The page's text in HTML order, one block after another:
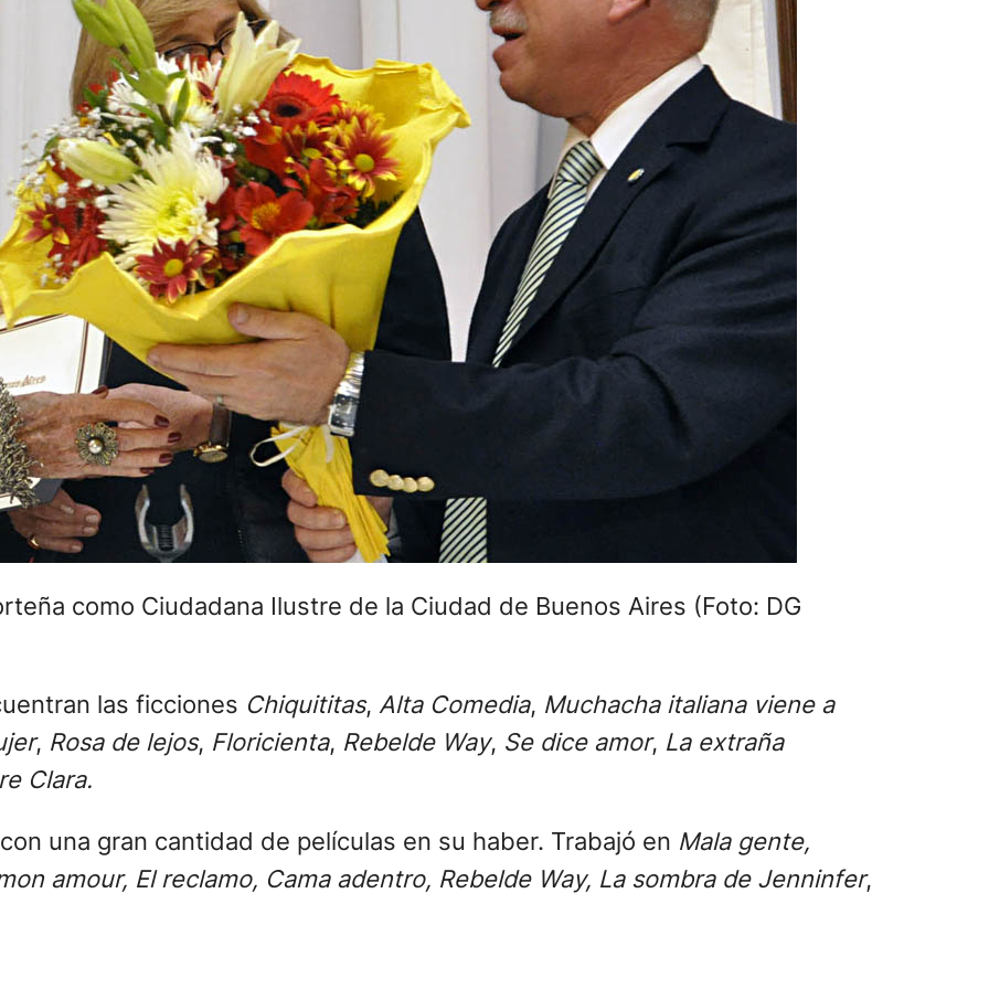
como Ciudadana Ilustre de la Ciudad de Buenos Aires (Foto: DG
las ficciones Chiquititas, Alta Comedia, Muchacha italiana viene a
, Rosa de lejos, Floricienta, Rebelde Way, Se dice amor, La extraña
Clara.
una gran cantidad de películas en su haber. Trabajó en Mala gente,
amour, El reclamo, Cama adentro, Rebelde Way, La sombra de Jenninfer,